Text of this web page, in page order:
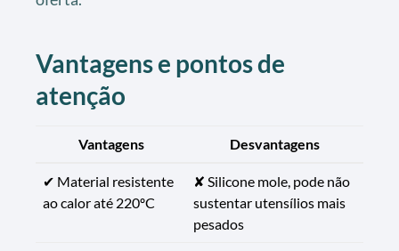
Vantagens e pontos de
atenção
Vantagens Desvantagens
✔ Material resistente
ao calor até 220ºC
✘ Silicone mole, pode não
sustentar utensílios mais
pesados